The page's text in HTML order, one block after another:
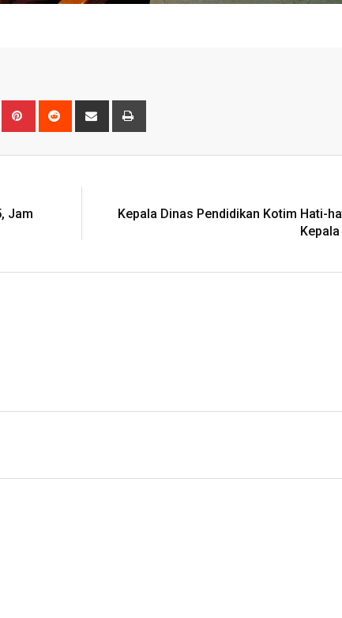
Tumblr Pinterest Reddit
Share
Jam
Kepala Dinas Pendidikan Kotim Hati-